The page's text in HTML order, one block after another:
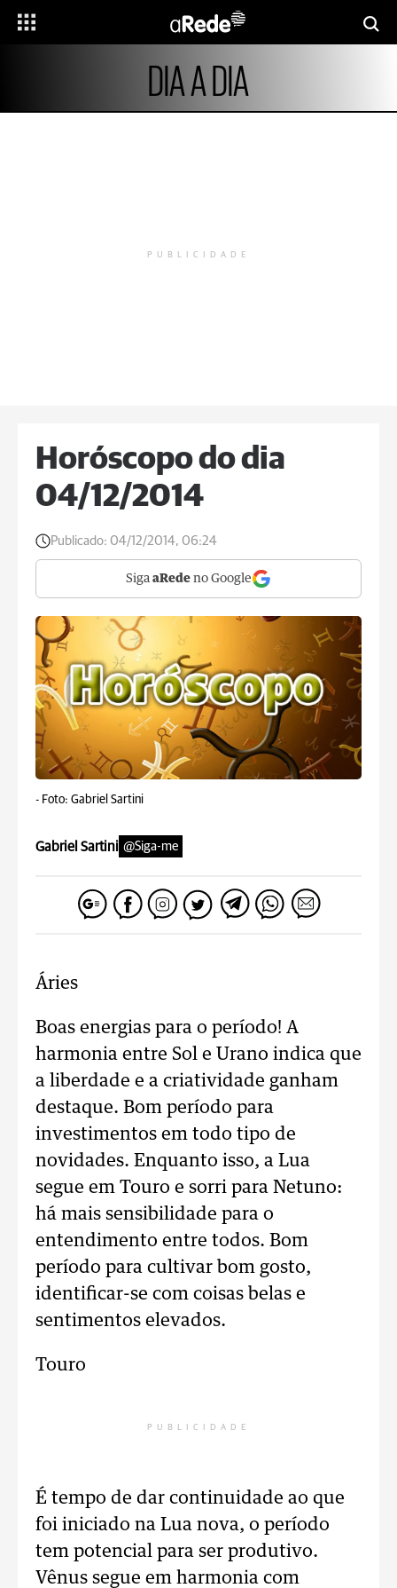
DIA A DIA
PUBLICIDADE
Horóscopo do dia
04/12/2014
Publicado: 04/12/2014, 06:24
Siga aRede no Google
- Foto: Gabriel Sartini
Gabriel Sartini @Siga-me
Áries
Boas energias para o período! A
harmonia entre Sol e Urano indica que
a liberdade e a criatividade ganham
destaque. Bom período para
investimentos em todo tipo de
novidades. Enquanto isso, a Lua
segue em Touro e sorri para Netuno:
há mais sensibilidade para o
entendimento entre todos. Bom
período para cultivar bom gosto,
identificar-se com coisas belas e
sentimentos elevados.
Touro
PUBLICIDADE
É tempo de dar continuidade ao que
foi iniciado na Lua nova, o período
tem potencial para ser produtivo.
Vênus segue em harmonia com